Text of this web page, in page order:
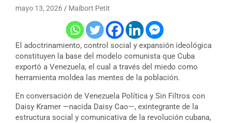
mayo 13, 2026 Maibort Petit
El adoctrinamiento, control social y expansión ideológica
constituyen la base del modelo comunista que Cuba
exportó a Venezuela, el cual a través del miedo como
herramienta moldea las mentes de la población.
En conversación de Venezuela Política y Sin Filtros con
Daisy Kramer —nacida Daisy Cao—, exintegrante de la
estructura social y comunicativa de la revolución cubana,